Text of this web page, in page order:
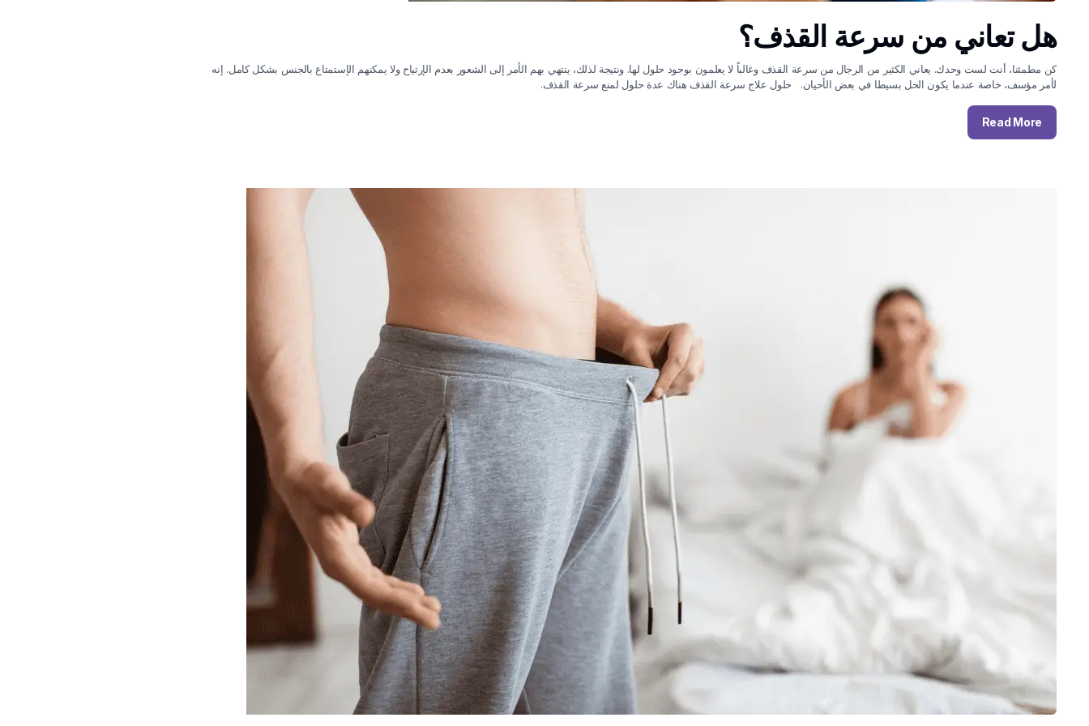
هل تعاني من سرعة القذف؟
كن مطمئنا، أنت لست وحدك. يعاني الكثير من الرجال من سرعة القذف وغالباً لا يعلمون بوجود حلول لها. ونتيجة لذلك، ينتهي بهم الأمر إلى الشعور بعدم الإرتياح ولا يمكنهم الإستمتاع بالجنس بشكل كامل. إنه
لأمر مؤسف، خاصة عندما يكون الحل بسيطا في بعض الأحيان. حلول علاج سرعة القذف هناك عدة حلول لمنع سرعة القذف.
Read More